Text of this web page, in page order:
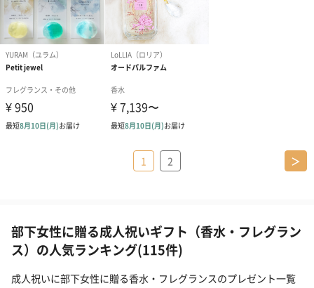
1 2 ＞
部下女性に贈る成人祝いギフト（香水・フレグラン
ス）の人気ランキング(115件)
成人祝いに部下女性に贈る香水・フレグランスのプレゼント一覧